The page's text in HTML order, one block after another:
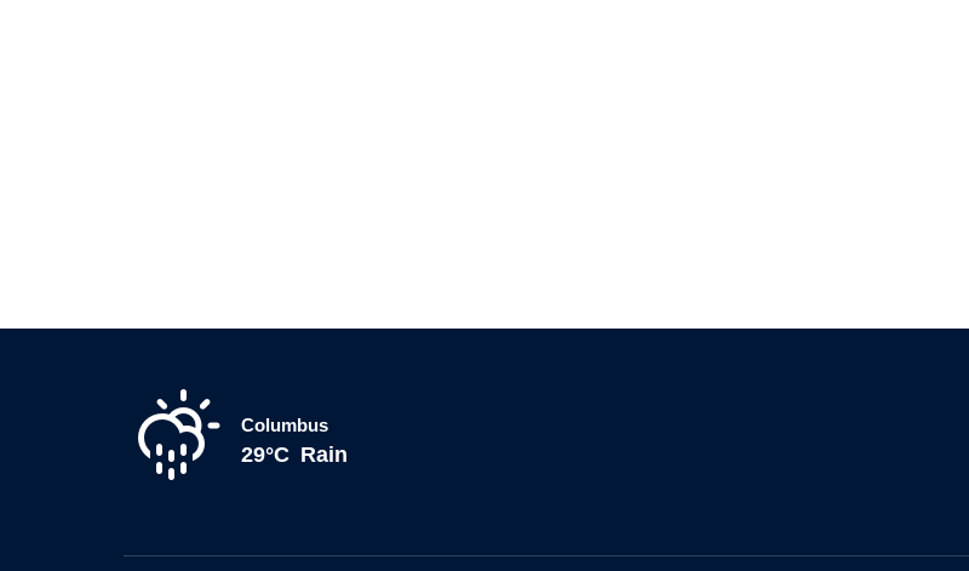
Columbus
29°C Rain